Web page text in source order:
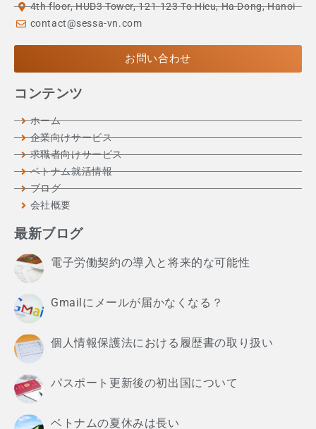
4th floor, HUD3 Tower, 121-123 To Hieu, Ha Dong, Hanoi
contact@sessa-vn.com
お問い合わせ
コンテンツ
ホーム
企業向けサービス
求職者向けサービス
ベトナム就活情報
ブログ
会社概要
最新ブログ
電子労働契約の導入と将来的な可能性
Gmailにメールが届かなくなる？
個人情報保護法における履歴書の取り扱い
パスポート更新後の初出国について
ベトナムの夏休みは長い